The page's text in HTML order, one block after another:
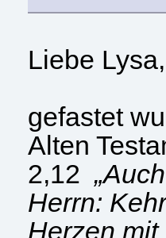
Liebe Lysa,
gefastet
Alten
2,12
Herrn:
Herzen